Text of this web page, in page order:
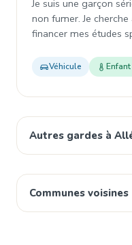
Autres gardes à
Communes voisines
Je suis une garçon
non fumer. Je
financer mes études
Véhicule